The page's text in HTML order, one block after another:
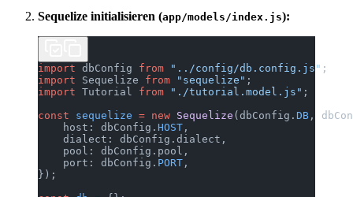
Sequelize initialisieren (app/models/index.js):
import dbConfig from "../config/db.config.js" ;
import Sequelize from "sequelize" ;
import Tutorial from "./tutorial.model.js" ;
const sequelize = new Sequelize (dbConfig. DB ,
    host: dbConfig.
HOST ,
    dialect: dbConfig.dialect,
    pool: dbConfig.pool,
    port: dbConfig.
PORT ,
});